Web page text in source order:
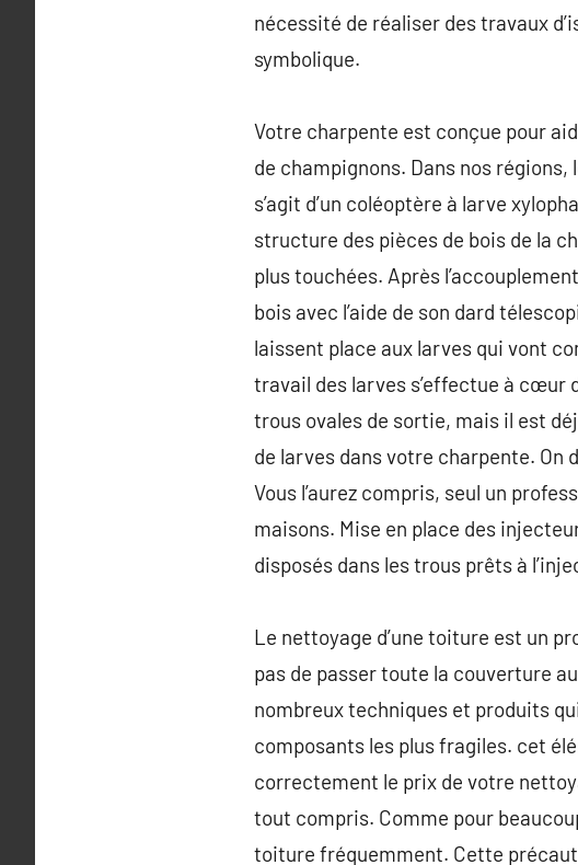
nécessité de réaliser des travaux
symbolique.
Votre charpente est conçue pour
de champignons. Dans nos
s’agit d’un coléoptère à larve
structure des pièces de bois de la
plus touchées. Après
bois avec l’aide de son dard
laissent place aux larves qui vont
travail des larves s’effectue à cœur
trous ovales de sortie, mais il est
de larves dans votre charpente. On
Vous l’aurez compris, seul un
maisons. Mise en place des
disposés dans les trous prêts à
Le nettoyage d’une toiture est un
pas de passer toute la couverture
nombreux techniques et produits
composants les plus fragiles. cet
correctement le prix de votre
tout compris. Comme pour
toiture fréquemment. Cette